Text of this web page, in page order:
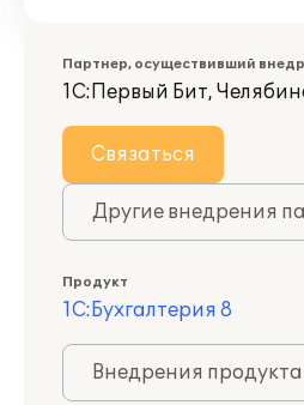
Партнер, осуществивший
1С:Первый Бит,
Связаться
Другие внедрения
Продукт
1С:Бухгалтерия 8
Внедрения